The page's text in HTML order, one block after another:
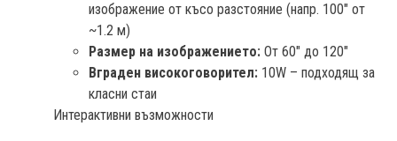
изображение от късо разстояние (напр. 100" от
~1.2 м)
Размер на изображението: От 60" до 120"
Вграден високоговорител: 10W – подходящ за
класни стаи
Интерактивни възможности